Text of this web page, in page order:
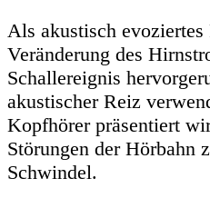
Als akustisch
Veränderung des
Schallereignis
akustischer Reiz
Kopfhörer präsentiert
Störungen der Hörbahn
Schwindel.